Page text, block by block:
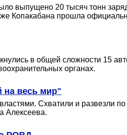
выпущено 20 тысяч тонн
Копакабана прошла
в общей сложности 15
органах.
на весь мир"
Схватили и развезли
Алексеева.